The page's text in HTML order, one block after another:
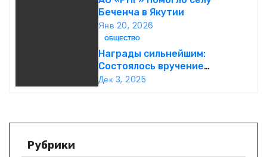
з
Беченча в Якутии
Янв 20, 2026
ОБЩЕСТВО
Награды сильнейшим:
Состоялось вручение
международной премии Best
Дек 3, 2025
Рубрики